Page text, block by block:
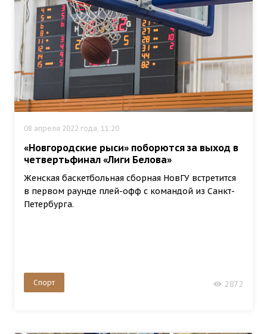
08 апреля 2022 года, 11:20
«Новгородские рыси» поборются за выход в
четвертьфинал «Лиги Белова»
Женская баскетбольная сборная НовГУ встретится
в первом раунде плей-офф с командой из Санкт-
Петербурга.
Спорт 2872